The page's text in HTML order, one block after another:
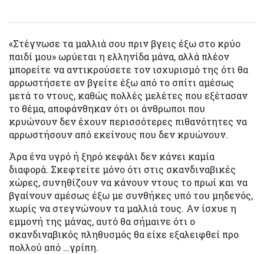
«Στέγνωσε τα μαλλιά σου πριν βγεις έξω στο κρύο
παιδί μου» ωρύεται η ελληνίδα μάνα, αλλά πλέον
μπορείτε να αντικρούσετε τον ισχυρισμό της ότι θα
αρρωστήσετε αν βγείτε έξω από το σπίτι αμέσως
μετά το ντους, καθώς πολλές μελέτες που εξέτασαν
το θέμα, αποφάνθηκαν ότι οι άνθρωποι που
κρυώνουν δεν έχουν περισσότερες πιθανότητες να
αρρωστήσουν από εκείνους που δεν κρυώνουν.
Άρα ένα υγρό ή ξηρό κεφάλι δεν κάνει καμία
διαφορά. Σκεφτείτε μόνο ότι στις σκανδιναβικές
χώρες, συνηθίζουν να κάνουν ντους το πρωί και να
βγαίνουν αμέσως έξω με συνθήκες υπό του μηδενός,
χωρίς να στεγνώνουν τα μαλλιά τους. Αν ίσχυε η
εμμονή της μάνας, αυτό θα σήμαινε ότι ο
σκανδιναβικός πληθυσμός θα είχε εξαλειφθεί προ
πολλού από …γρίπη.